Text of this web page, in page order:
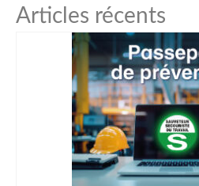
Articles récents